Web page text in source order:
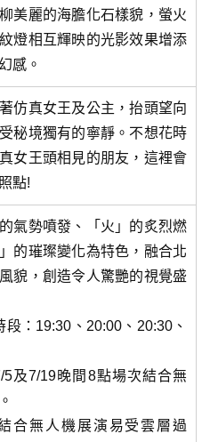
美麗的海膽化石樣貌，螢火
燈相互輝映的光影效果增添
感。
仿真女王及公主，抬頭望向
秘境獨有的寧靜。不想花時
女王頭相見的朋友，這裡會
點!
氣勢噴發、「火」的炙烈燃
的璀璨變化為特色，融合北
貌，創造令人驚艷的視覺盛
段：19:30、20:00、20:30、
5及7/19晚間8點場次結合無
合無人機展演易受雲層過